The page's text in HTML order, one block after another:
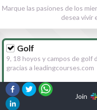
Marque las pasiones de los
desea vivir
Golf
9, 18 hoyos y campos de golf
gracias a leadingcourses.com
Senderismo
Join